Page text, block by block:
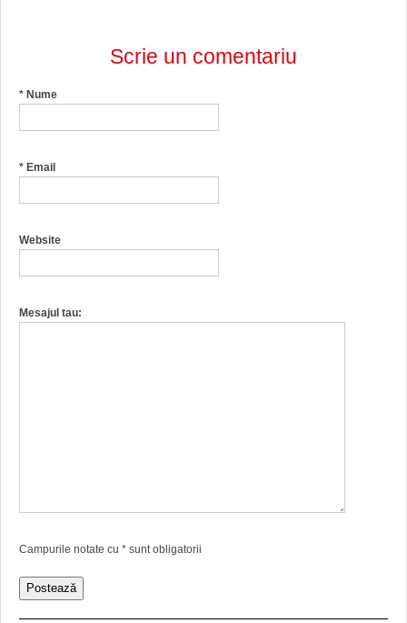
Scrie un comentariu
* Nume
* Email
Website
Mesajul tau:
Campurile notate cu * sunt obligatorii